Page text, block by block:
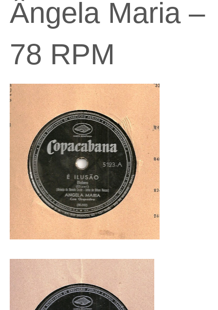
Ângela Maria –
78 RPM